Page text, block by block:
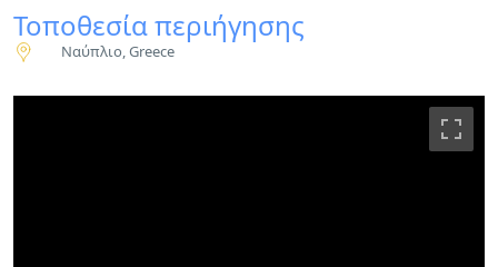
Τοποθεσία περιήγησης
Ναύπλιο, Greece